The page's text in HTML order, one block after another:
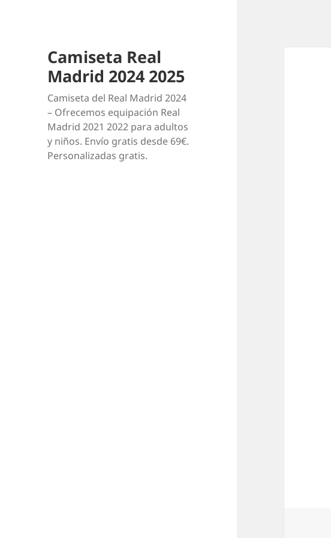
Camiseta Real
Madrid 2024 2025
Camiseta del Real Madrid 2024
– Ofrecemos equipación Real
Madrid 2021 2022 para adultos
y niños. Envío gratis desde 69€.
Personalizadas gratis.